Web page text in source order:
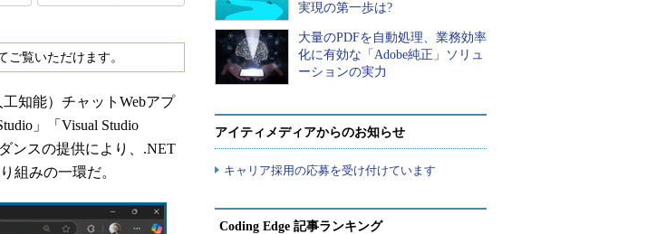
ご覧いただけます。
知能）チャットWebアプ
」「Visual Studio
ンスの提供により、.NET
組みの一環だ。
実現の第一歩は?
大量のPDFを自動処理、業務効率
化に有効な「Adobe純正」ソリュ
ーションの実力
アイティメディアからのお知らせ
キャリア採用の応募を受け付けています
Coding Edge 記事ランキング